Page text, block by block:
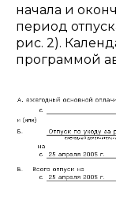
начала и
период
рис. 2).
программой